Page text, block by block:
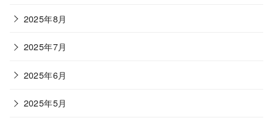
2025年8月
2025年7月
2025年6月
2025年5月